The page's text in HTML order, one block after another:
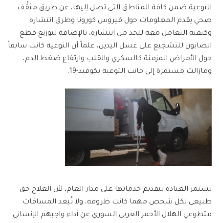
التوعية ضمن كافة المناطق التي تصل إليها، عن طريق مثقِّف
صحي يقدم المعلومات حول فيروس كورونا وطرق انتشاره
وكيفية التعامل معه للحد من انتشاره، بالإضافة لتوزيع قطع
الصابون للتشجيع على غسل اليدين، علماً أن التوعية كانت سابقاً
حول الأمراض المزمنة كالسكري والقلب وارتفاع ضغط الدم،
ومازالت مستمرة إلى جانب التوعية بكوفيد-19.
تستمر العيادة بتقديم خدماتها على مدار العام، لأن العلاج حق
طبيعي لكل شخص مهما كانت ظروفه، ولا تُبعد المسافات
متطوعي الهلال الأحمر العربي السوري عن أداء واجبهم الإنساني